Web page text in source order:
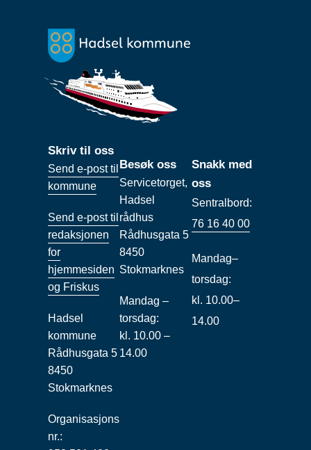
Skriv til oss
Send e-post til
kommune
Send e-post til
redaksjonen
for
hjemmesiden
og Friskus
Hadsel
kommune
Rådhusgata 5
8450
Stokmarknes
Organisasjons
nr.:
Besøk oss
Servicetorget,
Hadsel
rådhus
Rådhusgata 5
8450
Stokmarknes
Mandag –
torsdag:
kl. 10.00 –
14.00
Snakk med
oss
Sentralbord:
76 16 40 00
Mandag–
torsdag:
kl. 10.00–
14.00